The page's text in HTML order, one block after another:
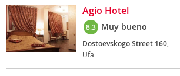
Agio Hotel
8.3 Muy bueno
Dostoevskogo Street 160,
Ufa